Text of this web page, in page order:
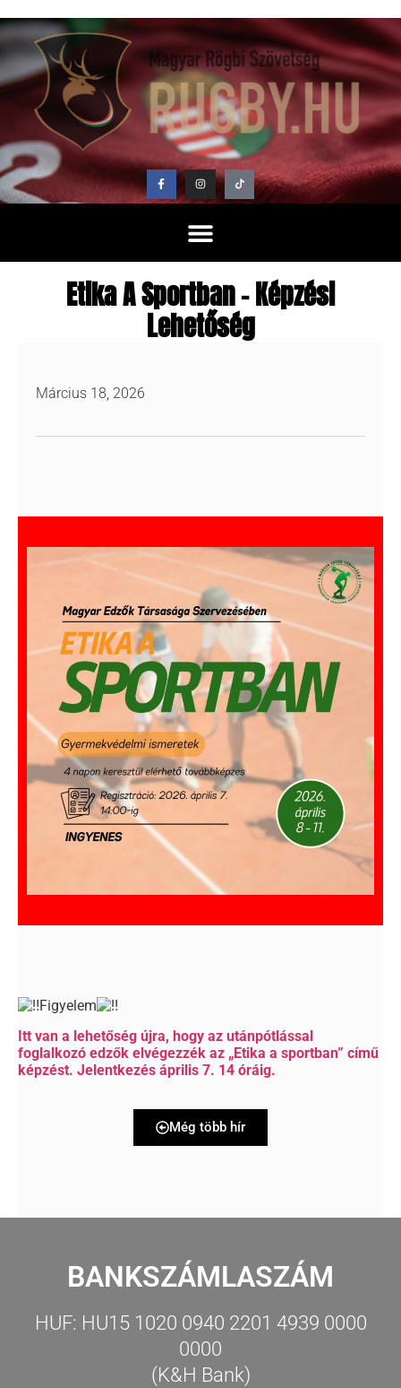
Etika A Sportban – Képzési
Lehetőség
Március 18, 2026
Figyelem
Itt van a lehetőség újra, hogy az utánpótlással
foglalkozó edzők elvégezzék az „Etika a sportban” című
képzést. Jelentkezés április 7. 14 óráig.
Még több hír
BANKSZÁMLASZÁM
HUF: HU15 1020 0940 2201 4939 0000
0000
(K&H Bank)